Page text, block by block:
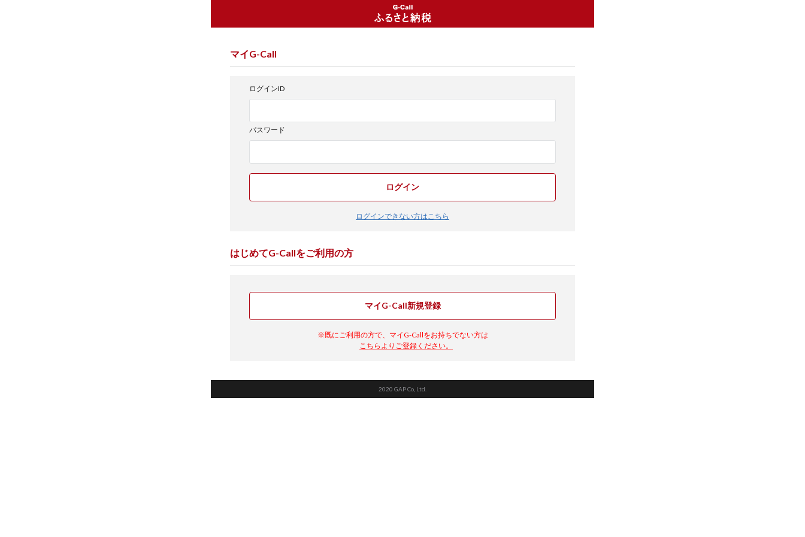
マイG-Call
ログインID
パスワード
ログイン
ログインできない方はこちら
はじめてG-Callをご利用の方
マイG-Call新規登録
※既にご利用の方で、マイG-Callをお持ちでない方は
こちらよりご登録ください。
2020 GAP Co, Ltd.